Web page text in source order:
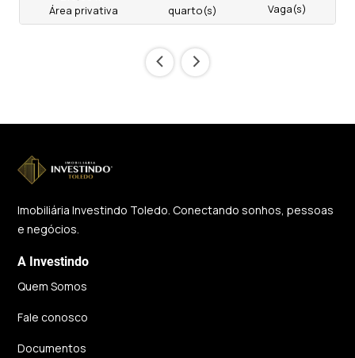
Área privativa
quarto(s)
Vaga(s)
‹ ›
Imobiliária Investindo Toledo. Conectando sonhos, pessoas
e negócios.
A Investindo
Quem Somos
Fale conosco
Documentos